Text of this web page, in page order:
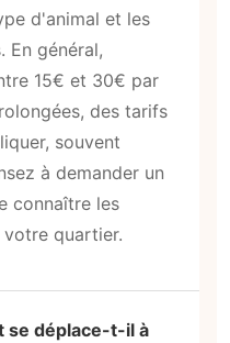
d'animal et les
En général,
15€ et 30€ par
des tarifs
souvent
à demander un
connaître les
quartier.
se déplace-t-il à